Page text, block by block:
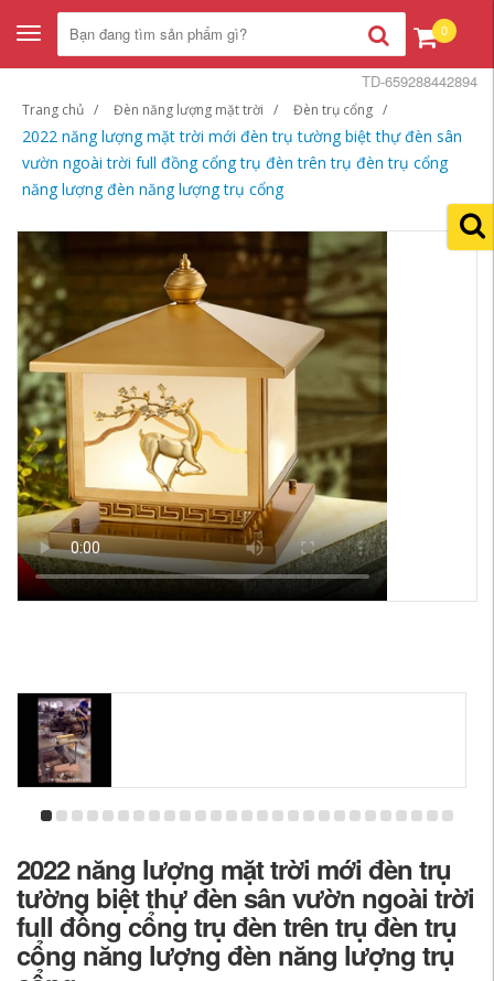
Toggle
navigation
0
Trang chủ Đèn năng lượng mặt trời Đèn trụ cổng
2022 năng lượng mặt trời mới đèn trụ tường biệt thự đèn sân
vườn ngoài trời full đồng cổng trụ đèn trên trụ đèn trụ cổng
năng lượng đèn năng lượng trụ cổng
TD-659288442894
2022 năng lượng mặt trời mới đèn trụ
tường biệt thự đèn sân vườn ngoài trời
full đồng cổng trụ đèn trên trụ đèn trụ
cổng năng lượng đèn năng lượng trụ